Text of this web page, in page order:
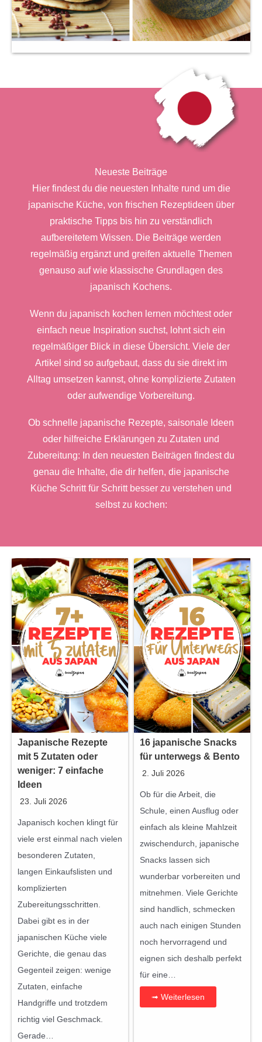
Neueste Beiträge
Hier findest du die neuesten Inhalte rund um die
japanische Küche, von frischen Rezeptideen über
praktische Tipps bis hin zu verständlich
aufbereitetem Wissen. Die Beiträge werden
regelmäßig ergänzt und greifen aktuelle Themen
genauso auf wie klassische Grundlagen des
japanisch Kochens.
Wenn du japanisch kochen lernen möchtest oder
einfach neue Inspiration suchst, lohnt sich ein
regelmäßiger Blick in diese Übersicht. Viele der
Artikel sind so aufgebaut, dass du sie direkt im
Alltag umsetzen kannst, ohne komplizierte Zutaten
oder aufwendige Vorbereitung.
Ob schnelle japanische Rezepte, saisonale Ideen
oder hilfreiche Erklärungen zu Zutaten und
Zubereitung: In den neuesten Beiträgen findest du
genau die Inhalte, die dir helfen, die japanische
Küche Schritt für Schritt besser zu verstehen und
selbst zu kochen:
Japanische Rezepte
mit 5 Zutaten oder
weniger: 7 einfache
Ideen
23. Juli 2026
Japanisch kochen klingt für
viele erst einmal nach vielen
besonderen Zutaten,
langen Einkaufslisten und
komplizierten
Zubereitungsschritten.
Dabei gibt es in der
japanischen Küche viele
Gerichte, die genau das
Gegenteil zeigen: wenige
Zutaten, einfache
Handgriffe und trotzdem
richtig viel Geschmack.
Gerade…
16 japanische Snacks
für unterwegs & Bento
2. Juli 2026
Ob für die Arbeit, die
Schule, einen Ausflug oder
einfach als kleine Mahlzeit
zwischendurch, japanische
Snacks lassen sich
wunderbar vorbereiten und
mitnehmen. Viele Gerichte
sind handlich, schmecken
auch nach einigen Stunden
noch hervorragend und
eignen sich deshalb perfekt
für eine…
➟ Weiterlesen